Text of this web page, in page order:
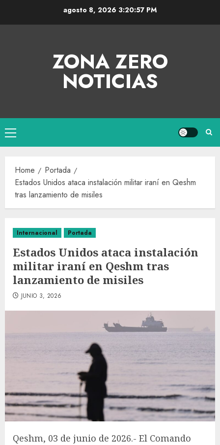
agosto 8, 2026 3:20:58 PM
ZONA ZERO
NOTICIAS
Home
Portada
Estados Unidos ataca instalación militar iraní en Qeshm
tras lanzamiento de misiles
Internacional Portada
Estados Unidos ataca instalación
militar iraní en Qeshm tras
lanzamiento de misiles
JUNIO 3, 2026
Qeshm, 03 de junio de 2026.- El Comando